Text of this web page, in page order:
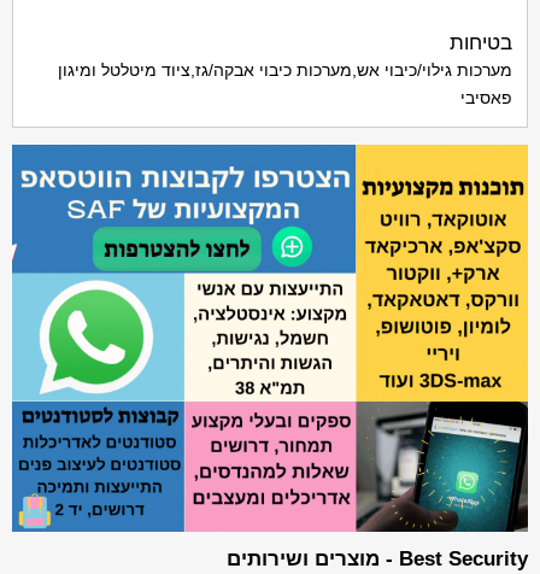
בטיחות
מערכות גילוי/כיבוי אש,מערכות כיבוי אבקה/גז,ציוד מיטלטל ומיגון
פאסיבי
Best Security - מוצרים ושירותים